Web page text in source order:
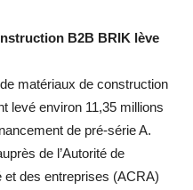
B2B BRIK lève
matériaux de construction
levé environ 11,35 millions
de pré-série A.
de l’Autorité de
et des entreprises (ACRA)